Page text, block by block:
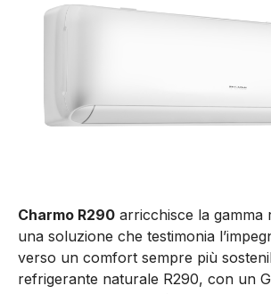
Charmo R290 arricchisce la gamma
una soluzione che testimonia
verso un comfort sempre più
refrigerante naturale R290, con un